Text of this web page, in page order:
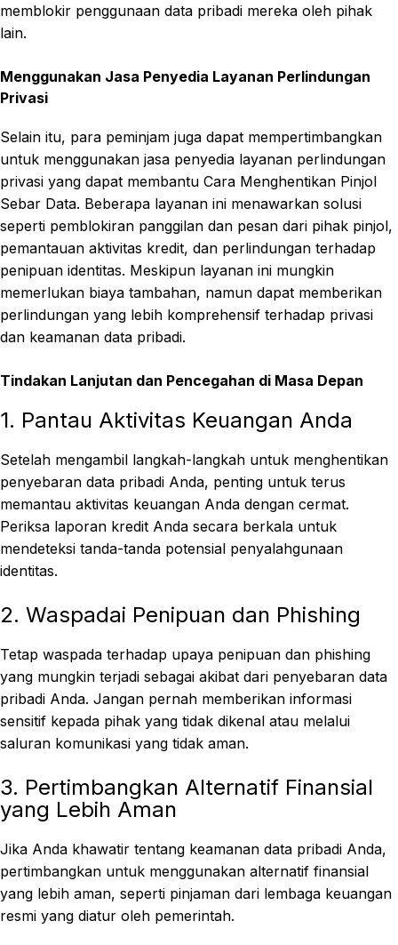
memblokir penggunaan data pribadi mereka oleh pihak
lain.
Menggunakan Jasa Penyedia Layanan Perlindungan
Privasi
Selain itu, para peminjam juga dapat mempertimbangkan
untuk menggunakan jasa penyedia layanan perlindungan
privasi yang dapat membantu Cara Menghentikan Pinjol
Sebar Data. Beberapa layanan ini menawarkan solusi
seperti pemblokiran panggilan dan pesan dari pihak pinjol,
pemantauan aktivitas kredit, dan perlindungan terhadap
penipuan identitas. Meskipun layanan ini mungkin
memerlukan biaya tambahan, namun dapat memberikan
perlindungan yang lebih komprehensif terhadap privasi
dan keamanan data pribadi.
Tindakan Lanjutan dan Pencegahan di Masa Depan
1. Pantau Aktivitas Keuangan Anda
Setelah mengambil langkah-langkah untuk menghentikan
penyebaran data pribadi Anda, penting untuk terus
memantau aktivitas keuangan Anda dengan cermat.
Periksa laporan kredit Anda secara berkala untuk
mendeteksi tanda-tanda potensial penyalahgunaan
identitas.
2. Waspadai Penipuan dan Phishing
Tetap waspada terhadap upaya penipuan dan phishing
yang mungkin terjadi sebagai akibat dari penyebaran data
pribadi Anda. Jangan pernah memberikan informasi
sensitif kepada pihak yang tidak dikenal atau melalui
saluran komunikasi yang tidak aman.
3. Pertimbangkan Alternatif Finansial
yang Lebih Aman
Jika Anda khawatir tentang keamanan data pribadi Anda,
pertimbangkan untuk menggunakan alternatif finansial
yang lebih aman, seperti pinjaman dari lembaga keuangan
resmi yang diatur oleh pemerintah.